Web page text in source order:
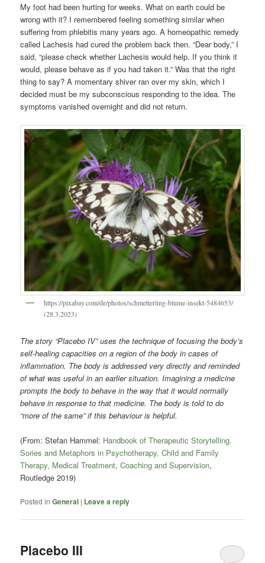
My foot had been hurting for weeks. What on earth could be
wrong with it? I remembered feeling something similar when
suffering from phlebitis many years ago. A homeopathic remedy
called Lachesis had cured the problem back then. “Dear body,” I
said, “please check whether Lachesis would help. If you think it
would, please behave as if you had taken it.” Was that the right
thing to say? A momentary shiver ran over my skin, which I
decided must be my subconscious responding to the idea. The
symptoms vanished overnight and did not return.
https://pixabay.com/de/photos/schmetterling-blume-insekt-5484653/
(28.3.2023)
The story “Placebo IV” uses the technique of focusing the body’s
self-healing capacities on a region of the body in cases of
inflammation. The body is addressed very directly and reminded
of what was useful in an earlier situation. Imagining a medicine
prompts the body to behave in the way that it would normally
behave in response to that medicine. The body is told to do
“more of the same” if this behaviour is helpful.
(From: Stefan Hammel: Handbook of Therapeutic Storytelling.
Sories and Metaphors in Psychotherapy, Child and Family
Therapy, Medical Treatment, Coaching and Supervision,
Routledge 2019)
Posted in General | Leave a reply
Placebo III